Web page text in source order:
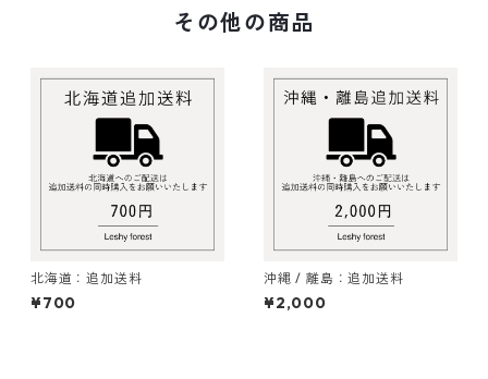
その他の商品
北海道：追加送料
¥700
沖縄 / 離島：追加送料
¥2,000